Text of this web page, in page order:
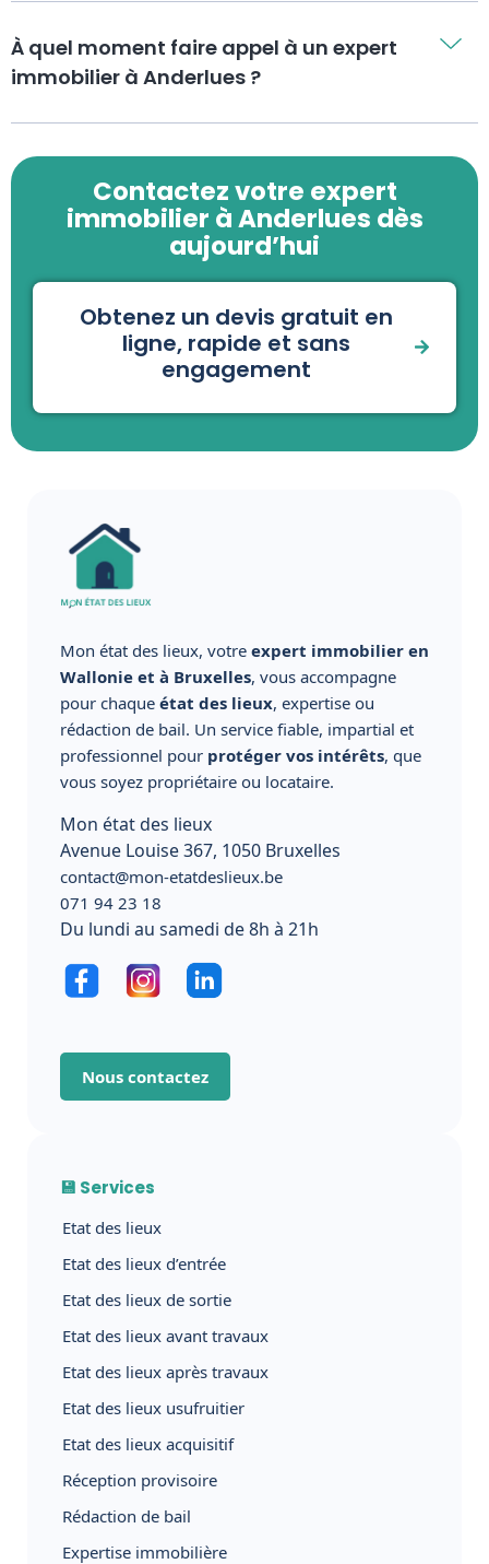
À quel moment faire appel à un expert
immobilier à Anderlues ?
Contactez votre expert
immobilier à Anderlues dès
aujourd’hui
Obtenez un devis gratuit en
ligne, rapide et sans
engagement
Mon état des lieux, votre expert immobilier en
Wallonie et à Bruxelles, vous accompagne
pour chaque état des lieux, expertise ou
rédaction de bail. Un service fiable, impartial et
professionnel pour protéger vos intérêts, que
vous soyez propriétaire ou locataire.
Mon état des lieux
Avenue Louise 367, 1050 Bruxelles
contact@mon-etatdeslieux.be
071 94 23 18
Du lundi au samedi de 8h à 21h
Nous contactez
💾 Services
Etat des lieux
Etat des lieux d’entrée
Etat des lieux de sortie
Etat des lieux avant travaux
Etat des lieux après travaux
Etat des lieux usufruitier
Etat des lieux acquisitif
Réception provisoire
Rédaction de bail
Expertise immobilière